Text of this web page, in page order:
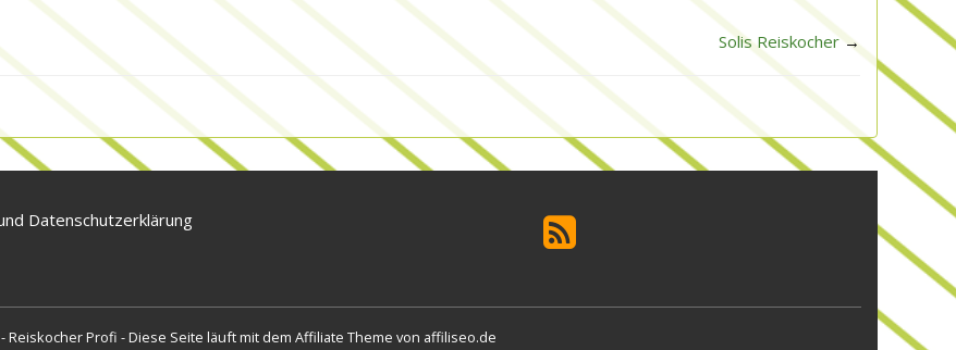
Solis Reiskocher→
Datenschutzerklärung
Reiskocher Profi - Diese Seite läuft mit dem Affiliate Theme von affiliseo.de